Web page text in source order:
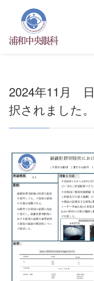
2024年11月
択されました。